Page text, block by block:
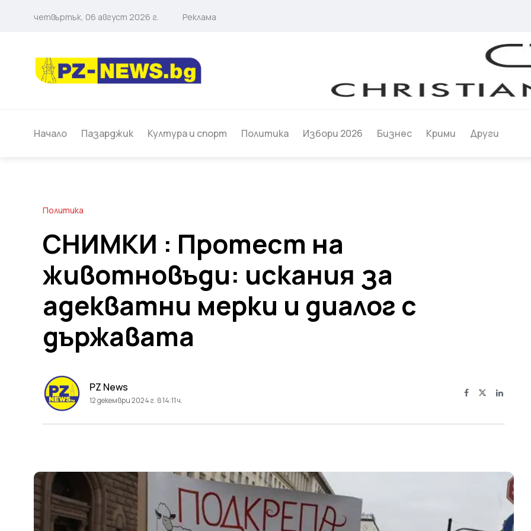
четвъртък, 06 август 2026 г. Реклама
Начало Пазарджик Култура и спорт Политика Избори 2026 Бизнес Крими Други
Политика
СНИМКИ : Протест на
животновъди: искания за
адекватни мерки и диалог с
държавата
PZ News
12 декември 2024 г. в 14:11 ч.